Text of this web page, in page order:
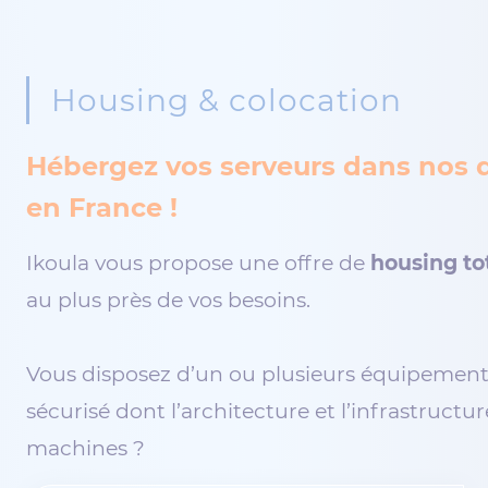
Housing & colocation
Hébergez vos serveurs dans nos
en France !
Ikoula vous propose une offre de housing
au plus près de vos besoins.
Vous disposez d’un ou plusieurs
sécurisé dont l’architecture et
machines ?